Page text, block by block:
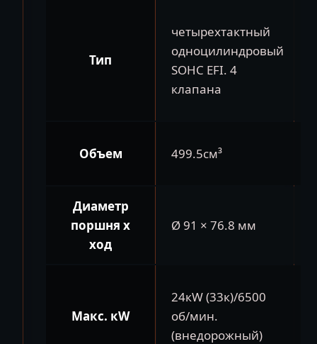
Тип
четырехтактный
одноцилиндровый
SOHC EFI. 4
клапана
Объем 499.5см³
Диаметр
поршня x
ход
Ø 91 × 76.8 мм
Макс. кW
24кW (33к)/6500
об/мин.
(внедорожный)